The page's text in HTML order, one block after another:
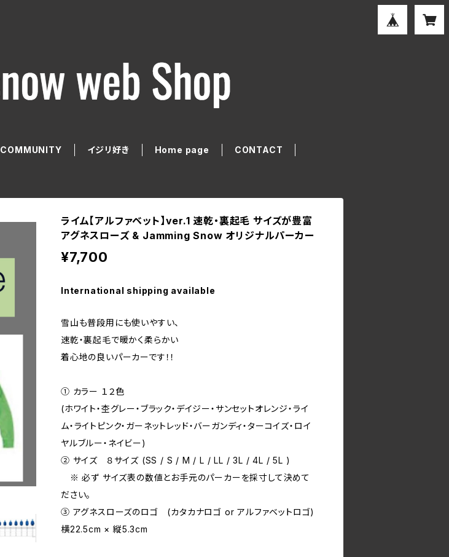
COMMUNITY イジリ好き Home page CONTACT
ライム【アルファベット】ver.1 速乾・裏起毛 サイズが豊富
アグネスローズ & Jamming Snow オリジナルパーカー
¥7,700
International shipping available
雪山も普段用にも使いやすい、
速乾・裏起毛で暖かく柔らかい
着心地の良いパーカーです！！
① カラー １２色
(ホワイト・杢グレー・ブラック・デイジー・サンセットオレンジ・ライ
ム・ライトピンク・ガーネットレッド・バーガンディ・ターコイズ・ロイ
ヤルブルー・ネイビー)
② サイズ ８サイズ (SS / S / M / L / LL / 3L / 4L / 5L )
※ 必ず サイズ表の数値とお手元のパーカーを採寸して決めて
ださい。
③ アグネスローズのロゴ (カタカナロゴ or アルファベットロゴ)
横22.5cm × 縦5.3cm